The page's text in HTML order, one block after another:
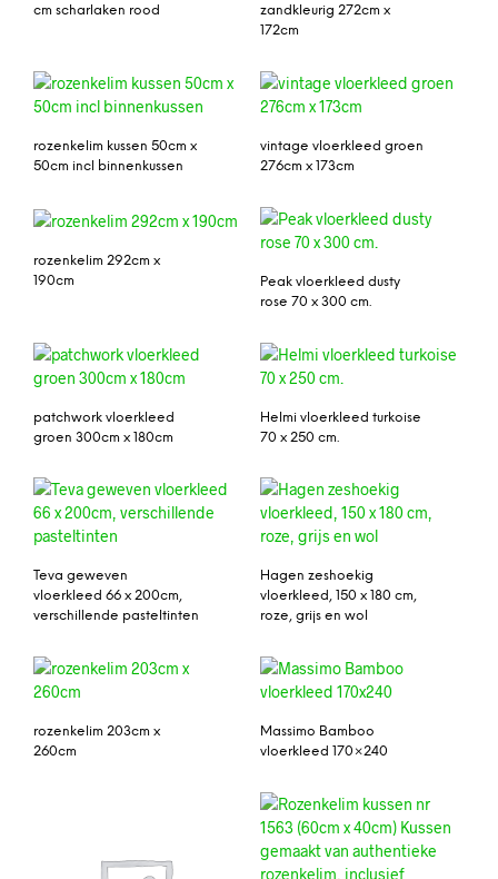
cm scharlaken rood
zandkleurig 272cm x
172cm
rozenkelim kussen 50cm x
50cm incl binnenkussen
vintage vloerkleed groen
276cm x 173cm
rozenkelim 292cm x
190cm
Peak vloerkleed dusty
rose 70 x 300 cm.
patchwork vloerkleed
groen 300cm x 180cm
Helmi vloerkleed turkoise
70 x 250 cm.
Teva geweven
vloerkleed 66 x 200cm,
verschillende pasteltinten
Hagen zeshoekig
vloerkleed, 150 x 180 cm,
roze, grijs en wol
rozenkelim 203cm x
260cm
Massimo Bamboo
vloerkleed 170×240